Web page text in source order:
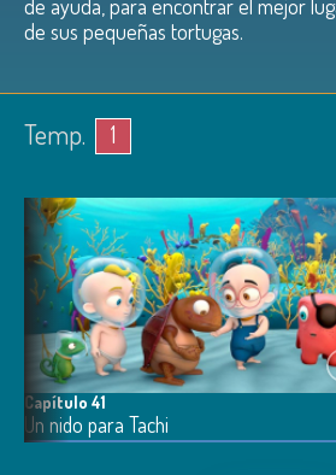
de ayuda, para encontrar el mejor
de sus pequeñas tortugas.
Temp. 1
Capítulo 41
Un nido para Tachi